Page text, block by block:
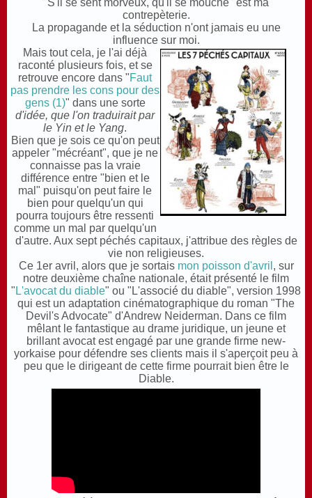
"S'il se sent morveux, qu'il se mouche" est ma
contrepèterie.
La propagande et la séduction n'ont jamais eu une
influence sur moi.
Mais tout cela, je l'ai déjà
raconté plusieurs fois, et se
retrouve encore dans "Faut
pas prendre les cons pour des
gens (1)" dans une sorte
d'idée, que l'on traduirait par
le Yin et le Yang.
Bien que je sois ce qu'on peut
appeler "mécréant", que je ne
connaisse pas la vraie
différence entre "bien et le
mal" puisqu'on peut faire le
bien pour quelqu'un qui
pourra toujours être ressenti
comme un mal par quelqu'un
d'autre. Aux sept péchés capitaux, j'attribue des règles de
vie non religieuses.
Ce 1er avril, alors que je sortais mon poisson d'avril , sur
notre deuxième chaîne nationale, était présenté le film
" L'avocat du diable" ou "L'associé du diable", version 1998
qui est un adaptation cinématographique du roman "The
Devil's Advocate" d'Andrew Neiderman. Dans ce film
mêlant le fantastique au drame juridique, un jeune et
brillant avocat est engagé par une grande firme new-
yorkaise pour défendre ses clients mais il s'aperçoit peu à
peu que le dirigeant de cette firme pourrait bien être le
Diable.